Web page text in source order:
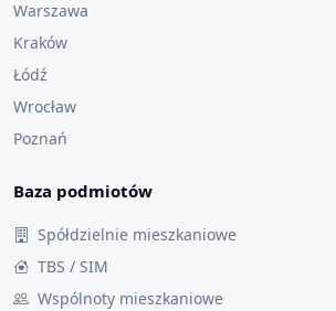
Warszawa
Kraków
Łódź
Wrocław
Poznań
Baza podmiotów
Spółdzielnie mieszkaniowe
TBS / SIM
Wspólnoty mieszkaniowe